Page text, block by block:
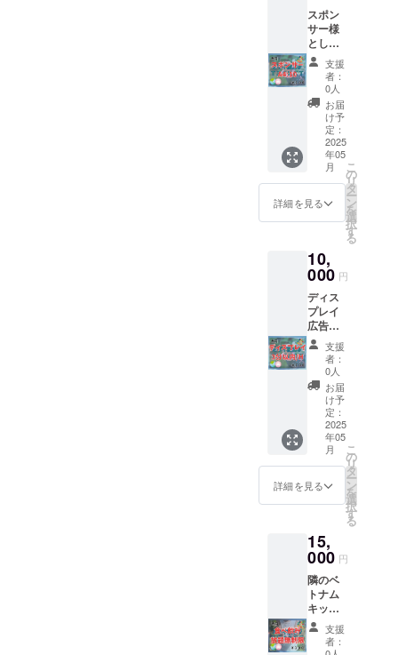
5月から
2030年
12月末
まで
で子ど
もたち
に食事
を提供
するこ
とが出
来ま
す。 御
名前を
頂けれ
ば、チ
ケット
の横に
を書い
ておき
5月から
2030年
12月末
まで
するこ
とが出
来ま
す。 ホ
ワイト
ボード
に貼れ
ば 小学
生１０
人の
ケース
中学生
ケース
高校生
１人の
ケース
いずれ
のケー
スで子
どもた
ちに食
事を提
供する
ことが
出来ま
す。 御
名前を
頂けれ
ば、チ
の横に
お名前
ます。
2025年
5月から
2030年
12月末
まで
くださ
い。法
人名や
ロゴ、
バナー
も可能
です。
ロゴや
バナー
などの
画像の
受け渡
しにつ
いて
は、プ
お送り
する
をご確
認くだ
さい。
備考欄
にお名
前を記
入され
ていな
い方
は、お
名前の
掲載を
れない
方とさ
す。
・ポロ
シャツ
（WEL
WELオ
リジナ
ル）Sか
XL (ご
希望の
サイズ
を備考
欄へご
入力く
ださ
い。) ・
りま
す。 原
材料及
び添加
物等の
食品表
示はお
届け商
品のラ
ベルに
表記さ
れま
す。 商
品開封
前には
必ずお
届けの
たラベ
ルや注
意書き
をご確
認くだ
さい。
トート
バッグ
スポン
サー様
とし
て、A4
サイズ
１枚に
スポン
サー様
を記載
して壁
に貼っ
ていき
ます。
１枚の
紙に１
０名づ
する文
字の大
きさに
なりま
す。そ
してお
礼の感
謝メー
ルを送
りま
す。 掲
載期
間：１
年以上
注意事
項：お
名前を
欄に記
載して
くださ
い。法
人名や
ロゴ、
バナー
も可能
支援
者：
0人
お届
け予
定：
2025
年05
月
詳細を見る
こ
の
リ
タ
ー
ン
を
選
択
す
る
10,
000 円
ディス
プレイ
広告を
希望さ
れる方
は、デ
ジタル
サイ
ネージ
で３分
以内の
動画を
毎日、
ランダ
ムに流
しま
ども食
堂の開
催日以
外も流
しま
す。 掲
載期
間：１
支援
者：
0人
お届
け予
定：
2025
年05
月
詳細を見る
こ
の
リ
タ
ー
ン
を
選
択
す
る
15,
000 円
隣のベ
トナム
キッチ
ンで、
お一人
様、食
支援
者：